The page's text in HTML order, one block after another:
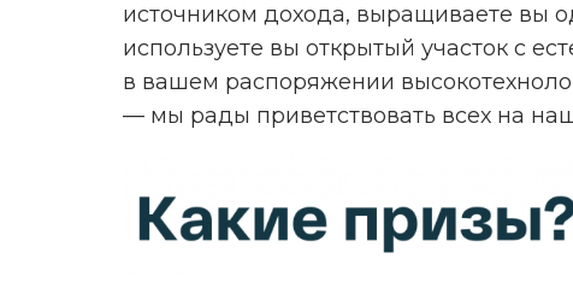
источником дохода, выращиваете вы
используете вы открытый участок с
в вашем распоряжении
— мы рады приветствовать всех на